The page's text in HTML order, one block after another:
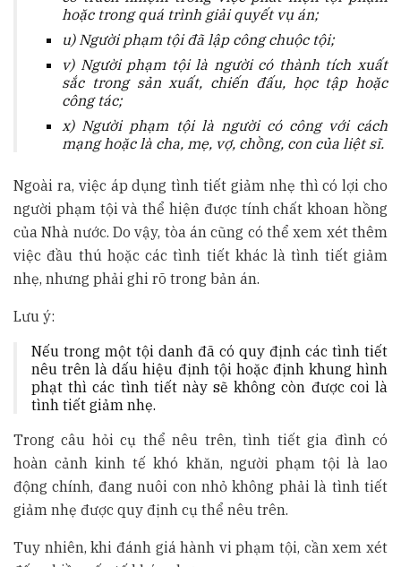
hoặc trong quá trình giải quyết vụ án;
u) Người phạm tội đã lập công chuộc tội;
v) Người phạm tội là người có thành tích xuất
sắc trong sản xuất, chiến đấu, học tập hoặc
công tác;
x) Người phạm tội là người có công với cách
mạng hoặc là cha, mẹ, vợ, chồng, con của liệt sĩ.
Ngoài ra, việc áp dụng tình tiết giảm nhẹ thì có lợi cho
người phạm tội và thể hiện được tính chất khoan hồng
của Nhà nước. Do vậy, tòa án cũng có thể xem xét thêm
việc đầu thú hoặc các tình tiết khác là tình tiết giảm
nhẹ, nhưng phải ghi rõ trong bản án.
Lưu ý:
Nếu trong một tội danh đã có quy định các tình tiết
nêu trên là dấu hiệu định tội hoặc định khung hình
phạt thì các tình tiết này sẽ không còn được coi là
tình tiết giảm nhẹ.
Trong câu hỏi cụ thể nêu trên, tình tiết gia đình có
hoàn cảnh kinh tế khó khăn, người phạm tội là lao
động chính, đang nuôi con nhỏ không phải là tình tiết
giảm nhẹ được quy định cụ thể nêu trên.
Tuy nhiên, khi đánh giá hành vi phạm tội, cần xem xét